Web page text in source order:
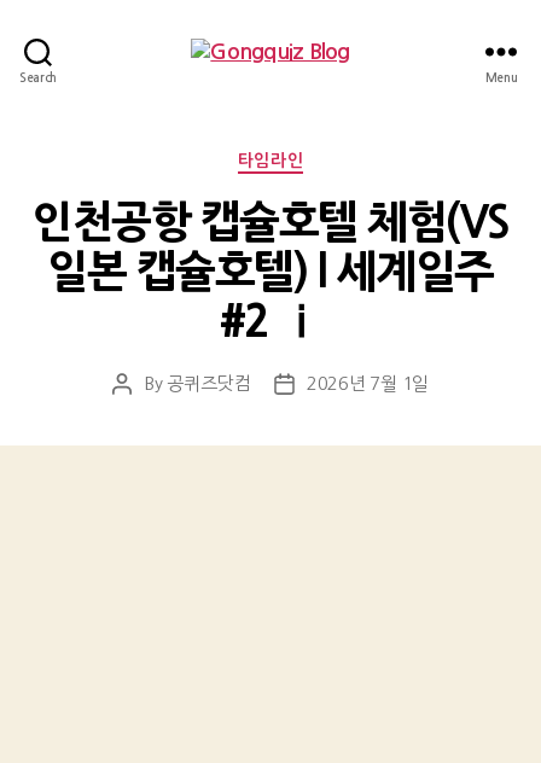
Search Menu
Categories
타임라인
인천공항 캡슐호텔 체험(VS
일본 캡슐호텔) l 세계일주
#2 ⅰ
PostBy 공퀴즈닷컴
Post2026년 7월 1일